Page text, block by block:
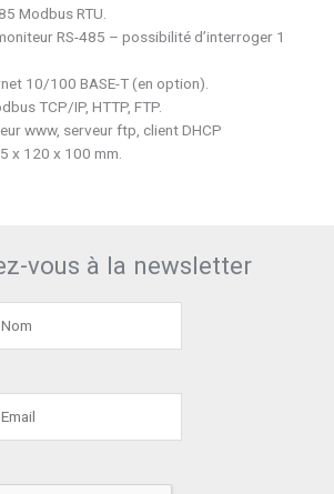
Modbus RTU.
RS-485 – possibilité d’interroger 1
10/100 BASE-T (en option).
TCP/IP, HTTP, FTP.
www, serveur ftp, client DHCP
x 120 x 100 mm.
vous à la newsletter